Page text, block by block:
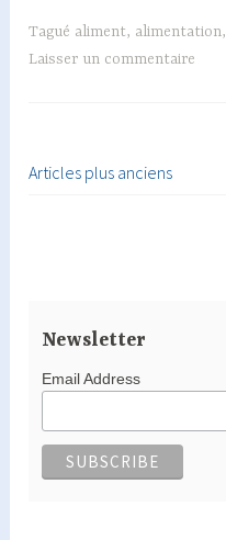
Miel
et
Tagué aliment, alimentation,
Laisser un commentaire
Navigation
Articles plus anciens
Newsletter
Email Address